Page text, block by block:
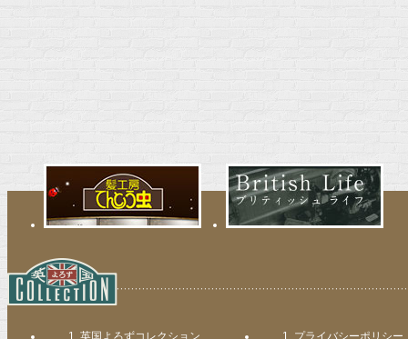
英国よろずコレクション プライバシーポリシー